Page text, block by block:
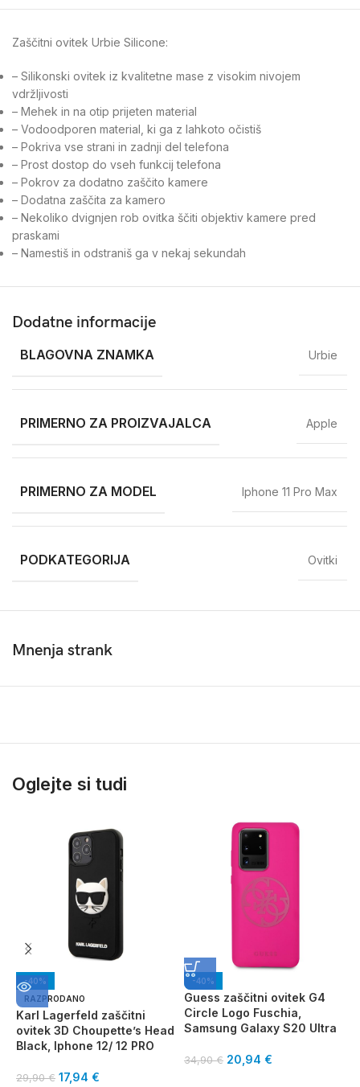
Zaščitni ovitek Urbie Silicone:
– Silikonski ovitek iz kvalitetne mase z visokim nivojem
vdržljivosti
– Mehek in na otip prijeten material
– Vodoodporen material, ki ga z lahkoto očistiš
– Pokriva vse strani in zadnji del telefona
– Prost dostop do vseh funkcij telefona
– Pokrov za dodatno zaščito kamere
– Dodatna zaščita za kamero
– Nekoliko dvignjen rob ovitka ščiti objektiv kamere pred
praskami
– Namestiš in odstraniš ga v nekaj sekundah
Dodatne informacije
BLAGOVNA ZNAMKA Urbie
PRIMERNO ZA PROIZVAJALCA Apple
PRIMERNO ZA MODEL Iphone 11 Pro Max
PODKATEGORIJA Ovitki
Mnenja strank
Oglejte si tudi
-40%
RAZPRODANO
Karl Lagerfeld zaščitni
ovitek 3D Choupette’s Head
Black, Iphone 12/ 12 PRO
29,90€ 17,94 €
-40%
Guess zaščitni ovitek G4
Circle Logo Fuschia,
Samsung Galaxy S20 Ultra
34,90€ 20,94 €